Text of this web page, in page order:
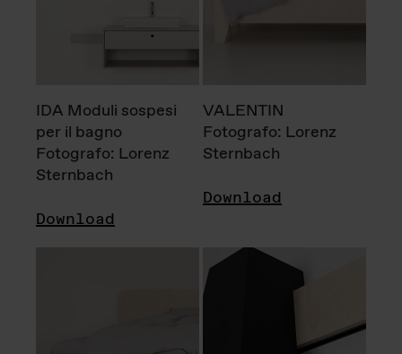
IDA Moduli sospesi
per il bagno
Fotografo: Lorenz
Sternbach
Download
VALENTIN
Fotografo: Lorenz
Sternbach
Download